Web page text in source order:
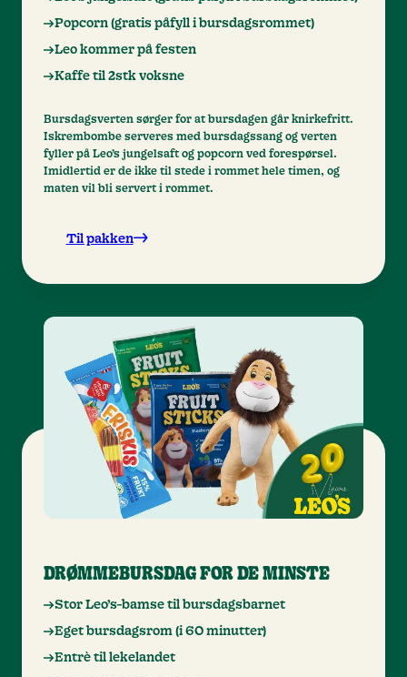
Popcorn (gratis påfyll i bursdagsrommet)
Leo kommer på festen
Kaffe til 2stk voksne
Bursdagsverten sørger for at bursdagen går knirkefritt.
Iskrembombe serveres med bursdagssang og verten
fyller på Leo’s jungelsaft og popcorn ved forespørsel.
Imidlertid er de ikke til stede i rommet hele timen, og
maten vil bli servert i rommet.
Til pakken
DRØMMEBURSDAG FOR DE MINSTE
Stor Leo’s-bamse til bursdagsbarnet
Eget bursdagsrom (i 60 minutter)
Entrè til lekelandet